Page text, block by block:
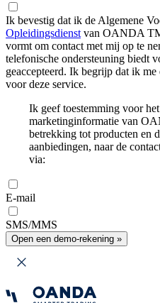
Ik bevestig dat ik de Algemene
Opleidingsdienst van OANDA
vormt om contact met mij op te
telefonische ondersteuning biedt
geaccepteerd. Ik begrijp dat ik
voor deze service.
Ik geef toestemming voor
marketinginformatie van
betrekking tot producten en
aanbiedingen, naar de
via:
E-mail
SMS/MMS
Open een demo-rekening »